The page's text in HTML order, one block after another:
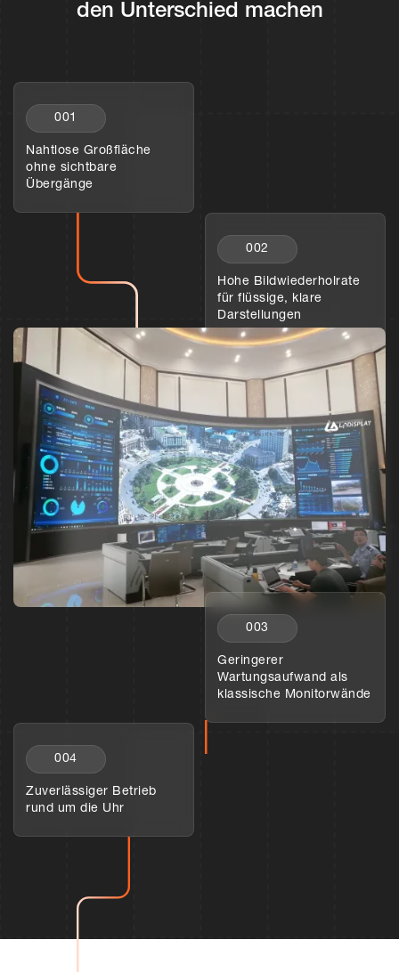
den Unterschied machen
001
Nahtlose Großfläche
ohne sichtbare
Übergänge
002
Hohe Bildwiederholrate
für flüssige, klare
Darstellungen
003
Geringerer
Wartungsaufwand als
klassische Monitorwände
004
Zuverlässiger Betrieb
rund um die Uhr